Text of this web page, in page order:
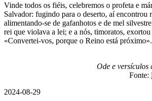
Vinde todos os fiéis, celebremos o profeta e
Salvador: fugindo para o deserto, aí encontrou
alimentando-se de gafanhotos e de mel
rei que violava a lei; e a nós, timoratos,
«Convertei-vos, porque o Reino está próximo».
Ode e versículos
Fonte:
2024-08-29